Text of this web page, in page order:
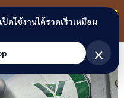
นลิงก์ สมาชิก
ดใช้งานได้รวดเร็วเหมือน
×